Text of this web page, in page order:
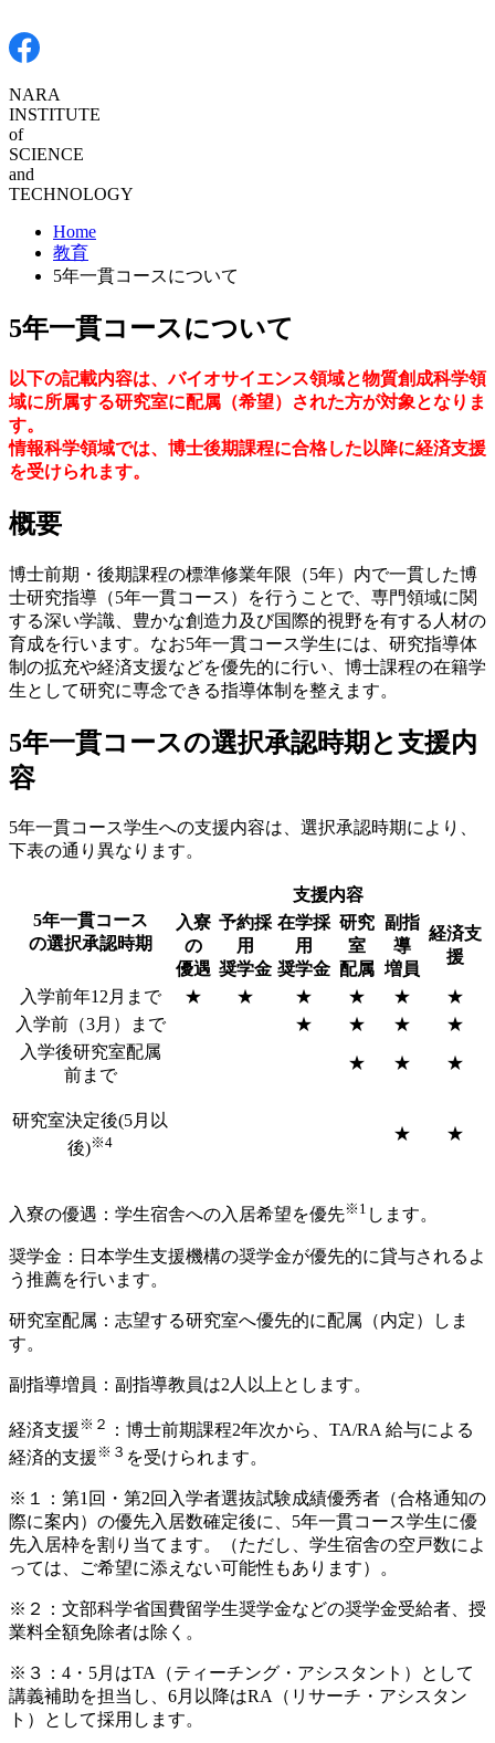
NARA
INSTITUTE
of
SCIENCE
and
TECHNOLOGY
Home
教育
5年一貫コースについて
5年一貫コースについて
以下の記載内容は、バイオサイエンス領域と物質創成科学領
域に所属する研究室に配属（希望）された方が対象となりま
す。
情報科学領域では、博士後期課程に合格した以降に経済支援
を受けられます。
概要
博士前期・後期課程の標準修業年限（5年）内で一貫した博
士研究指導（5年一貫コース）を行うことで、専門領域に関
する深い学識、豊かな創造力及び国際的視野を有する人材の
育成を行います。なお5年一貫コース学生には、研究指導体
制の拡充や経済支援などを優先的に行い、博士課程の在籍学
生として研究に専念できる指導体制を整えます。
5年一貫コースの選択承認時期と支援内
容
5年一貫コース学生への支援内容は、選択承認時期により、
下表の通り異なります。
5年一貫コース
の選択承認時期
支援内容
入寮
の
優遇
予約採
用
奨学金
在学採
用
奨学金
研究
室
配属
副指
導
増員
経済支
援
入学前年12月まで ★ ★ ★ ★ ★
★
入学前（3月）まで
★ ★ ★
★
入学後研究室配属
前まで
★ ★ ★
研究室決定後(5月以
後)※4 ★ ★
入寮の優遇：学生宿舎への入居希望を優先※1 します。
奨学金：日本学生支援機構の奨学金が優先的に貸与されるよ
う推薦を行います。
研究室配属：志望する研究室へ優先的に配属（内定）しま
す。
副指導増員：副指導教員は2人以上とします。
経済支援 ※２
：博士前期課程2年次から、TA/RA 給与による
経済的支援 ※３ を受けられます。
※１：第1回・第2回入学者選抜試験成績優秀者（合格通知の
際に案内）の優先入居数確定後に、5年一貫コース学生に優
先入居枠を割り当てます。（ただし、学生宿舎の空戸数によ
っては、ご希望に添えない可能性もあります）。
※２：文部科学省国費留学生奨学金などの奨学金受給者、授
業料全額免除者は除く。
※３：4・5月はTA（ティーチング・アシスタント）として
講義補助を担当し、6月以降はRA（リサーチ・アシスタン
ト）として採用します。